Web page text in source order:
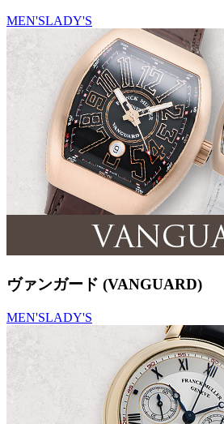
MEN'SLADY'S
ヴァンガード (VANGUARD)
MEN'SLADY'S